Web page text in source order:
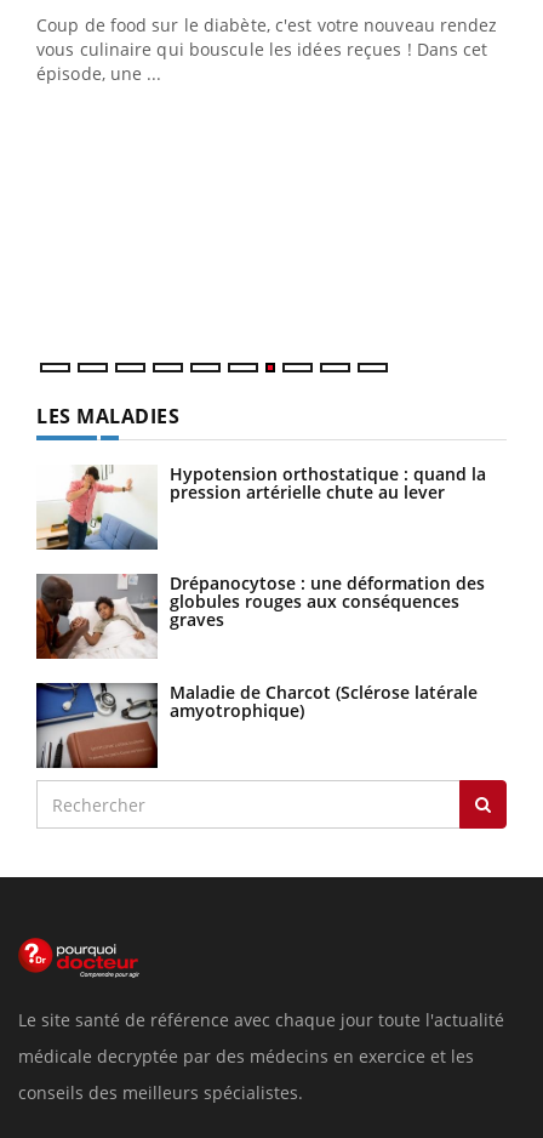
Coup de food sur le diabète, c'est votre nouveau rendez-
vous culinaire qui bouscule les idées reçues ! Dans cet
épisode, une ...
LES MALADIES
Hypotension orthostatique : quand la
pression artérielle chute au lever
Drépanocytose : une déformation des
globules rouges aux conséquences
graves
Maladie de Charcot (Sclérose latérale
amyotrophique)
Le site santé de référence avec chaque jour toute l'actualité
médicale decryptée par des médecins en exercice et les
conseils des meilleurs spécialistes.